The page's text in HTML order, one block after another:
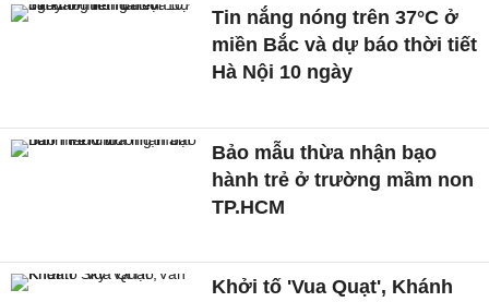
Tin nắng nóng trên 37°C ở
miền Bắc và dự báo thời tiết
Hà Nội 10 ngày
Bảo mẫu thừa nhận bạo
hành trẻ ở trường mầm non
TP.HCM
Khởi tố 'Vua Quạt', Khánh